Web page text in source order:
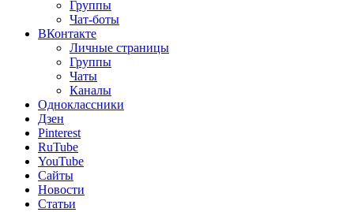
Группы
Чат-боты
ВКонтакте
Личные страницы
Группы
Чаты
Каналы
Одноклассники
Дзен
Pinterest
RuTube
YouTube
Сайты
Новости
Статьи